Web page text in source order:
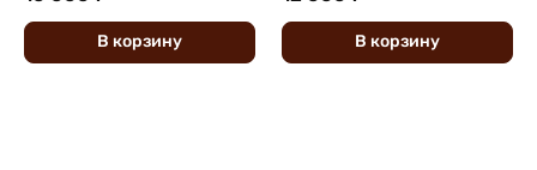
В корзину В корзину